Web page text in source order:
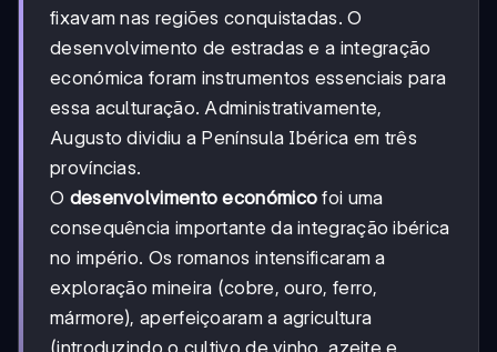
fixavam nas regiões conquistadas. O
desenvolvimento de estradas e a integração
económica foram instrumentos essenciais para
essa aculturação. Administrativamente,
Augusto dividiu a Península Ibérica em três
províncias.
O desenvolvimento económico foi uma
consequência importante da integração ibérica
no império. Os romanos intensificaram a
exploração mineira (cobre, ouro, ferro,
mármore), aperfeiçoaram a agricultura
(introduzindo o cultivo de vinho, azeite e